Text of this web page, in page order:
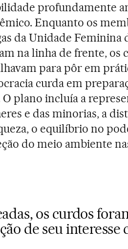
profundamente
Enquanto os
da Unidade Feminina
na linha de frente, os
para pôr em
curda em
O plano incluía a
e das minorias, a
o equilíbrio no
do meio ambiente
os curdos
de seu interesse